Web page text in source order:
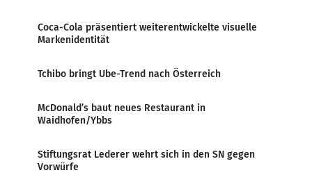
Coca-Cola präsentiert weiterentwickelte visuelle
Markenidentität
Tchibo bringt Ube-Trend nach Österreich
McDonald’s baut neues Restaurant in
Waidhofen/Ybbs
Stiftungsrat Lederer wehrt sich in den SN gegen
Vorwürfe